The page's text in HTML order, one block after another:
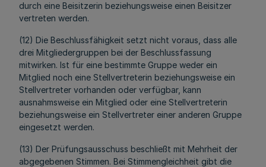
durch eine Beisitzerin beziehungsweise einen Beisitzer
vertreten werden.
(12) Die Beschlussfähigkeit setzt nicht voraus, dass alle
drei Mitgliedergruppen bei der Beschlussfassung
mitwirken. Ist für eine bestimmte Gruppe weder ein
Mitglied noch eine Stellvertreterin beziehungsweise ein
Stellvertreter vorhanden oder verfügbar, kann
ausnahmsweise ein Mitglied oder eine Stellvertreterin
beziehungsweise ein Stellvertreter einer anderen Gruppe
eingesetzt werden.
(13) Der Prüfungsausschuss beschließt mit Mehrheit der
abgegebenen Stimmen. Bei Stimmengleichheit gibt die